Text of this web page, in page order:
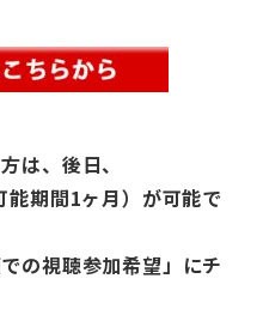
は、後日、
期間1ヶ月）が可能で
の視聴参加希望」にチ